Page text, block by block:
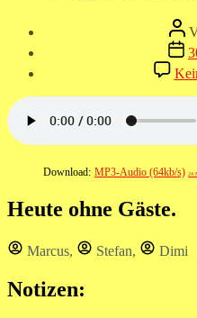
Download: MP3-Audio (64kb/s) 24
Heute ohne Gäste.
Marcus, Stefan, Dimi
Notizen: